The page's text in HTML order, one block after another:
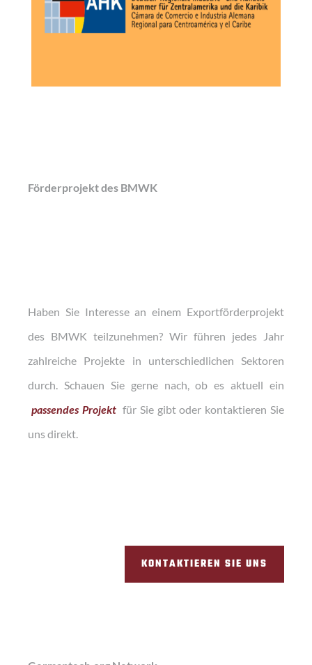
Förderprojekt des BMWK
Haben Sie Interesse an einem Exportförderprojekt
des BMWK teilzunehmen? Wir führen jedes Jahr
zahlreiche Projekte in unterschiedlichen Sektoren
durch. Schauen Sie gerne nach, ob es aktuell ein
passendes Projekt für Sie gibt oder kontaktieren Sie
uns direkt.
KONTAKTIEREN SIE UNS